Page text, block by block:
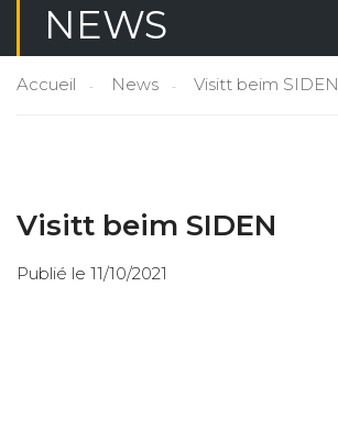
NEWS
Accueil News Visitt beim SIDEN
Visitt beim SIDEN
Publié le 11/10/2021